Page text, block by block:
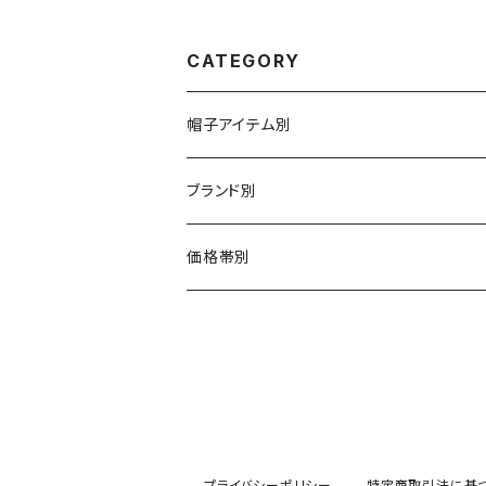
CATEGORY
帽子アイテム別
ハット
布帛（布・ニット・レザー等）
キャスケット
ブランド別
CA4LA / カシラ
価格帯別